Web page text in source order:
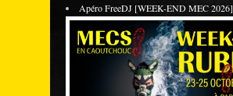
Apéro FreeDJ [WEEK-END MEC 2026]